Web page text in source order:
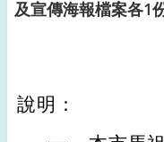
及宣傳海報檔案各1
說明：